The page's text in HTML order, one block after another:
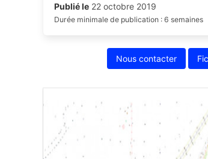
Publié le22 octobre 2019
Durée minimale de publication : 6 semaines
Nous contacter